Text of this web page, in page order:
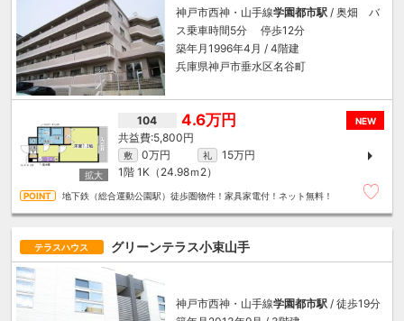
神戸市西神・山手線学園都市駅 / 奥畑 バ
ス乗車時間5分 停歩12分
築年月1996年4月 / 4階建
兵庫県神戸市垂水区名谷町
NEW
104 4.6万円
5,800円
敷 0万円 礼
15万円
1階 1K（24.98ｍ 2）
地下鉄（総合運動公園駅）徒歩圏物件！家具家電付！ネット無料！
テラスハウス グリーンテラス小束山手
神戸市西神・山手線学園都市駅 / 徒歩19分